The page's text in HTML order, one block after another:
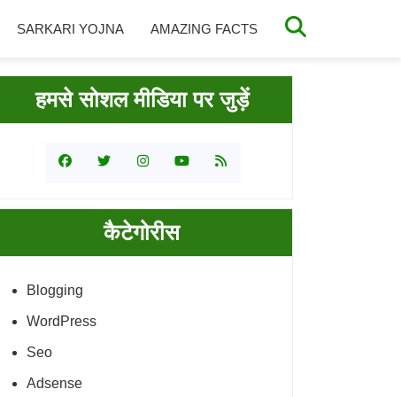
SARKARI YOJNA AMAZING FACTS
Primary
Sidebar
हमसे सोशल मीडिया पर जुड़ें
कैटेगोरीस
Blogging
WordPress
Seo
Adsense